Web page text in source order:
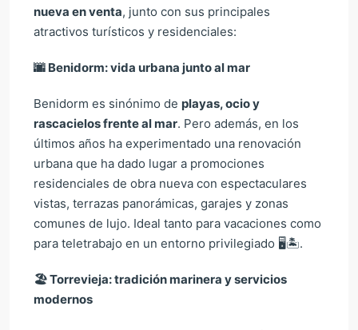
nueva en venta, junto con sus principales
atractivos turísticos y residenciales:
🌆 Benidorm: vida urbana junto al mar
Benidorm es sinónimo de playas, ocio y
rascacielos frente al mar. Pero además, en los
últimos años ha experimentado una renovación
urbana que ha dado lugar a promociones
residenciales de obra nueva con espectaculares
vistas, terrazas panorámicas, garajes y zonas
comunes de lujo. Ideal tanto para vacaciones como
para teletrabajo en un entorno privilegiado 🖥️🏝️.
🏖️Torrevieja: tradición marinera y servicios
modernos